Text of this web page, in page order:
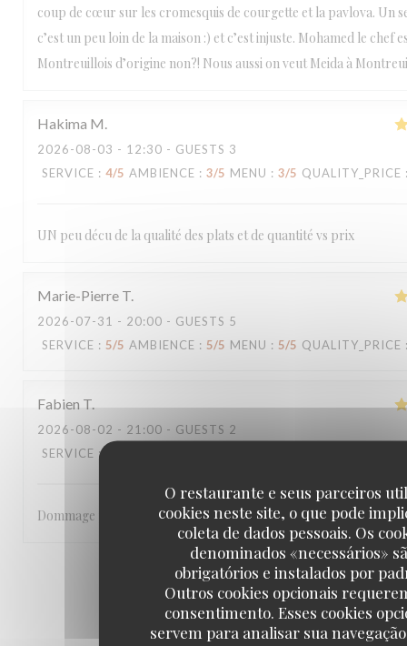
O restaurante e seus parceiros
cookies neste site, o que pode
coleta de dados pessoais. Os
denominados «necessários»
obrigatórios e instalados por
Outros cookies opcionais
consentimento. Esses cookies
servem para analisar sua
coup de cœur sur les cromesquis de courgette et la pavlova. Un
c’est un peu loin de la maison :) et c’est injuste. Mohamed le chef
Montreuillois d’origine non?! Nous aussi on veut Meida à
Hakima M
2026-08-03 - 12:30 - GUESTS 3
SERVICE : 4/5 AMBIENCE : 3/5 MENU : 3/5 QUALITY_PRICE
UN peu décu de la qualité des plats et de quantité vs prix
Marie-Pierre T
2026-07-31 - 20:00 - GUESTS 5
SERVICE : 5/5 AMBIENCE : 5/5 MENU : 5/5 QUALITY_PRICE
Fabien T
2026-08-02 - 21:00 - GUESTS 2
SERVICE :
Dommage pour la fin de service
1 2 3